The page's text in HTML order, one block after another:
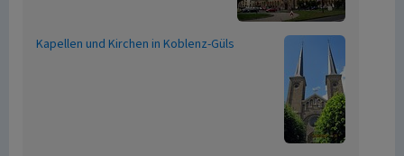
Kapellen und Kirchen in Koblenz-Güls